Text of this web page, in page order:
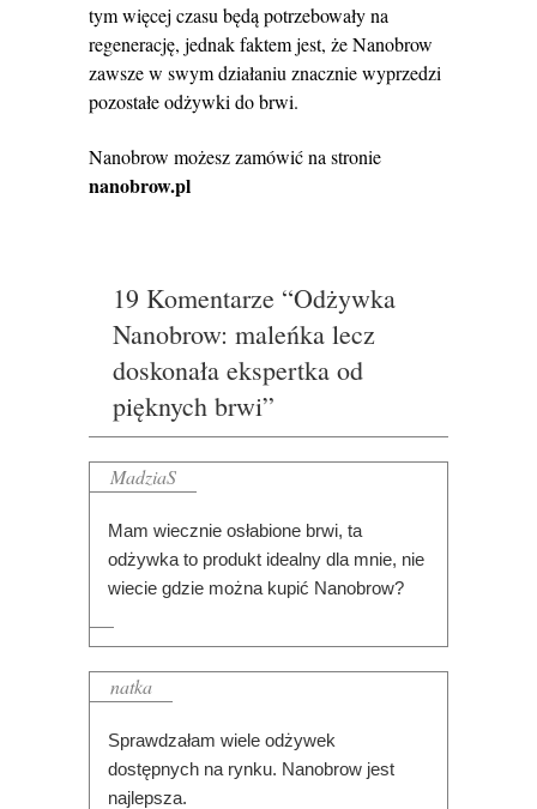
tym więcej czasu będą potrzebowały na
regenerację, jednak faktem jest, że Nanobrow
zawsze w swym działaniu znacznie wyprzedzi
pozostałe odżywki do brwi.
Nanobrow możesz zamówić na stronie
nanobrow.pl
19 Komentarze “Odżywka
Nanobrow: maleńka lecz
doskonała ekspertka od
pięknych brwi”
MadziaS
Mam wiecznie osłabione brwi, ta
odżywka to produkt idealny dla mnie, nie
wiecie gdzie można kupić Nanobrow?
natka
Sprawdzałam wiele odżywek
dostępnych na rynku. Nanobrow jest
najlepsza.